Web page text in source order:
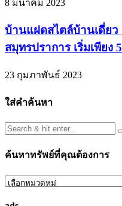
8 มีนาคม 2023
บ้านแฝดสไตล์บ้านเดี่ยว
สมุทรปราการ เริ่มเพียง
23 กุมภาพันธ์ 2023
ใส่คำค้นหา
ค้นหาทรัพย์ที่คุณต้องการ
ค้นหา